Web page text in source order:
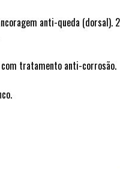
anti-queda
tratamento anti-corrosão.